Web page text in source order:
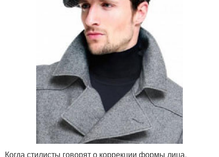
Когда стилисты говорят о коррекции формы лица,